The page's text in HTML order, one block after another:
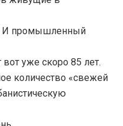
И промышленный
вот уже скоро 85 лет.
количество «свежей